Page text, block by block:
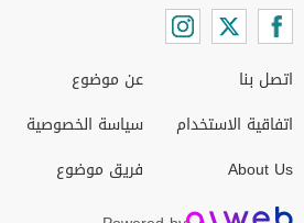
اتصل بنا
اتفاقية الاستخدام
About Us
عن موضوع
سياسة الخصوصية
فريق موضوع